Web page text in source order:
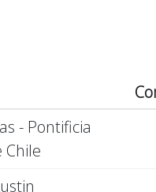
- Pontificia
Chile